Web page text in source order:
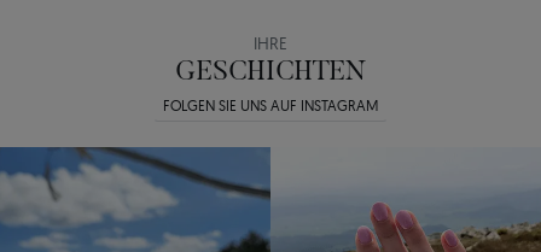
IHRE
GESCHICHTEN
FOLGEN SIE UNS AUF INSTAGRAM